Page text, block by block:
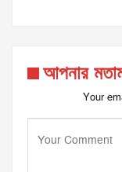
আপনার
Your